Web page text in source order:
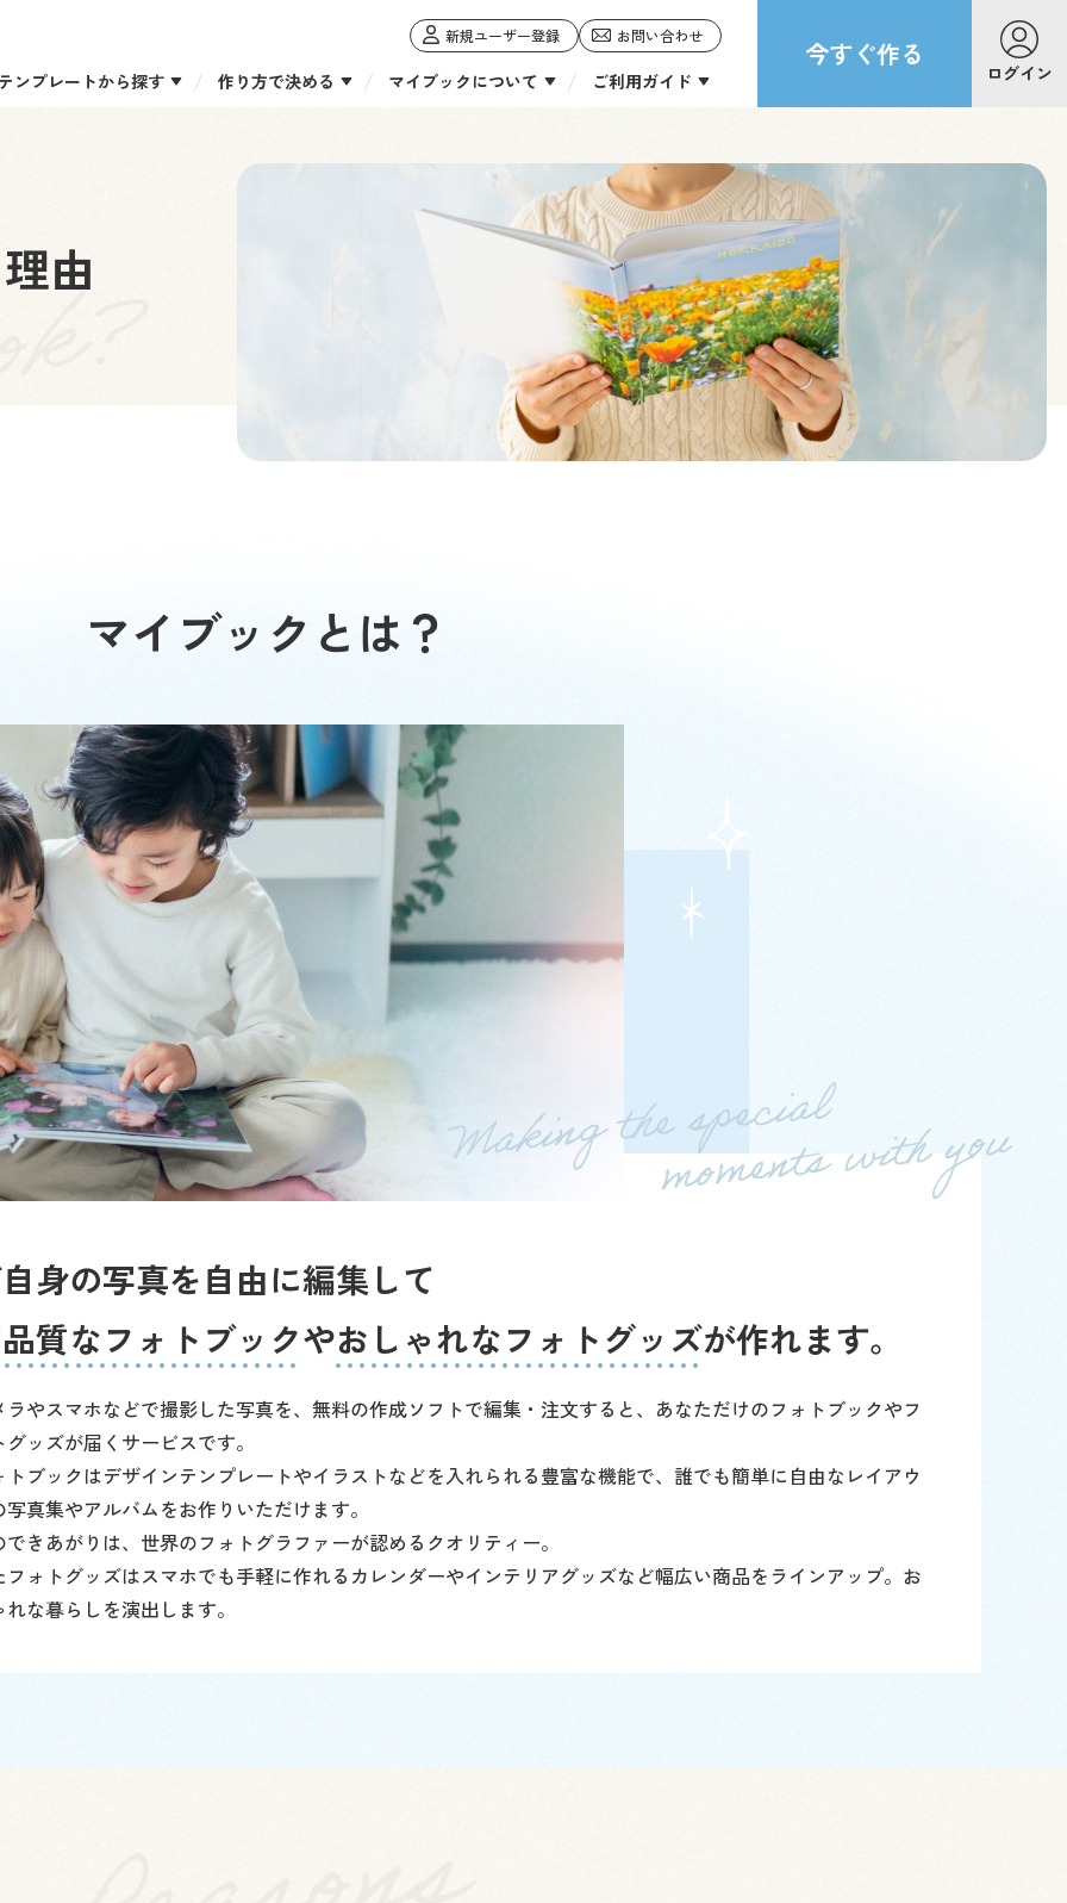
新規ユーザー登録 お問い合わせ
ンプレートから探す 作り方で決める マイブックについて ご利用ガイド
今すぐ作る
ログイン
由
マイブックとは？
身の写真を自由に編集して
質なフォトブックやおしゃれなフォトグッズが作れます。
ラやスマホなどで撮影した写真を、無料の作成ソフトで編集・注文すると、あなただけのフォトブックやフ
グッズが届くサービスです。
トブックはデザインテンプレートやイラストなどを入れられる豊富な機能で、誰でも簡単に自由なレイアウ
写真集やアルバムをお作りいただけます。
できあがりは、世界のフォトグラファーが認めるクオリティー。
フォトグッズはスマホでも手軽に作れるカレンダーやインテリアグッズなど幅広い商品をラインアップ。お
れな暮らしを演出します。